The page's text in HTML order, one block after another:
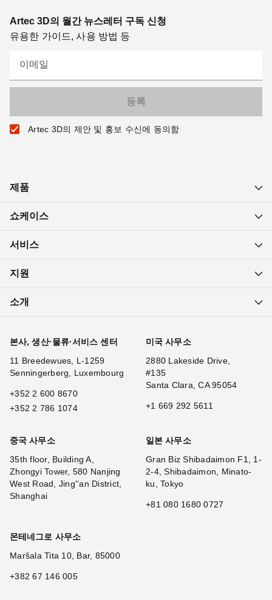
Artec 3D의 월간 뉴스레터 구독 신청
유용한 가이드, 사용 방법 등
이메일
Artec 3D의 제안 및 홍보 수신에 동의함
제품
쇼케이스
서비스
지원
소개
본사, 생산·물류·서비스 센터
11 Breedewues, L-1259
Senningerberg, Luxembourg
+352 2 600 8670
+352 2 786 1074
미국 사무소
2880 Lakeside Drive,
#135
Santa Clara, CA 95054
+1 669 292 5611
중국 사무소
35th floor, Building A,
Zhongyi Tower, 580 Nanjing
West Road, Jing''an District,
Shanghai
일본 사무소
Gran Biz Shibadaimon F1, 1-
2-4, Shibadaimon, Minato-
ku, Tokyo
+81 080 1680 0727
몬테네그로 사무소
Maršala Tita 10, Bar, 85000
+382 67 146 005